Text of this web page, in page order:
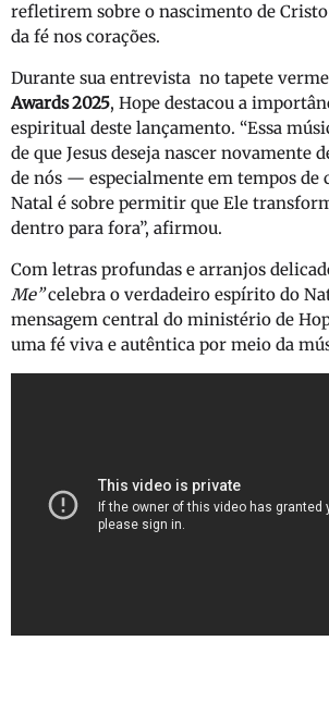
refletirem sobre o nascimento de
da fé nos corações.
Durante sua entrevista no tapete
Awards 2025, Hope destacou a
espiritual deste lançamento. “Essa
de que Jesus deseja nascer novamente
de nós — especialmente em tempos de
Natal é sobre permitir que Ele
dentro para fora”, afirmou.
Com letras profundas e arranjos
Me”celebra o verdadeiro espírito do
mensagem central do ministério de
uma fé viva e autêntica por meio da